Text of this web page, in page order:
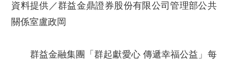
資料提供／群益金鼎證券股份有限公司管理部公共
關係室盧政岡
群益金融集團「群起獻愛心 傳遞幸福公益」每